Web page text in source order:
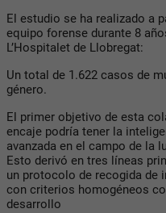
El estudio se ha realizado a
equipo forense durante 8
L’Hospitalet de Llobregat:
Un total de 1.622 casos de
género.
El primer objetivo de esta
encaje podría tener la
avanzada en el campo de la
Esto derivó en tres líneas
un protocolo de recogida de
con criterios homogéneos
desarrollo